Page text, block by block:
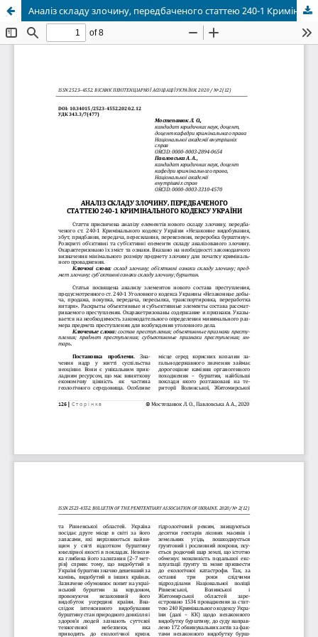
Аналіз складу злочину, передбаченого статтею 240-1 Кримінального кодексу України